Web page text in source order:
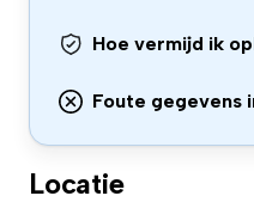
Hoe vermijd ik
Foute gegevens
Locatie